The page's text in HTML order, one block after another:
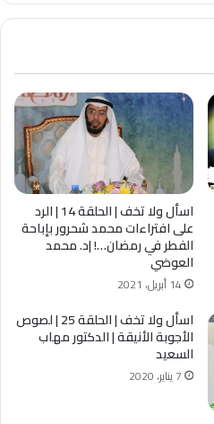
اسأل ولا تخف | الحلقة 14 | الرد
على افتراءات محمد شحرور بإباحة
الفطر في رمضان…! |د. محمد
العوضي
14 أبريل، 2021
اسأل ولا تخف | الحلقة 25 | لصوص
الأجوبة الأنيقة | الدكتور مهاب
السعيد
7 يناير، 2020